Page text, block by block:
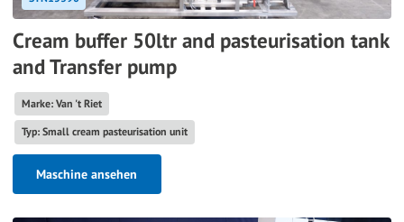
Cream buffer 50ltr and pasteurisation tank
and Transfer pump
Marke: Van 't Riet
Typ: Small cream pasteurisation unit
Maschine ansehen